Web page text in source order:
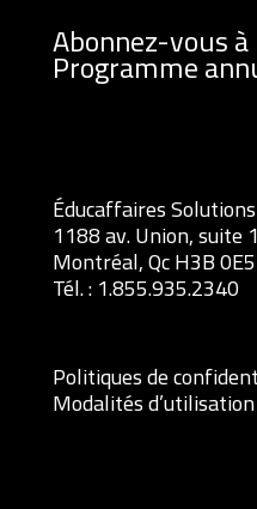
Abonnez-vous
Programme
Éducaffaires Solutions
1188 av. Union, suite
Montréal, Qc H3B 0E5
Tél. :1.855.935.2340
Politiques de
Modalités d’utilisation